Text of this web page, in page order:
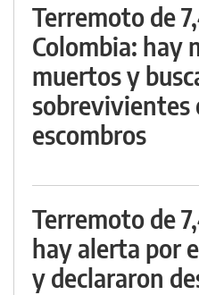
Terremoto de
Colombia: hay
muertos y
sobrevivientes
escombros
Terremoto de
hay alerta por
y declararon